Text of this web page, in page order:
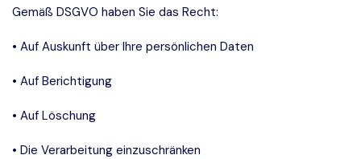
Gemäß DSGVO haben Sie das Recht:
• Auf Auskunft über Ihre persönlichen Daten
• Auf Berichtigung
• Auf Löschung
• Die Verarbeitung einzuschränken